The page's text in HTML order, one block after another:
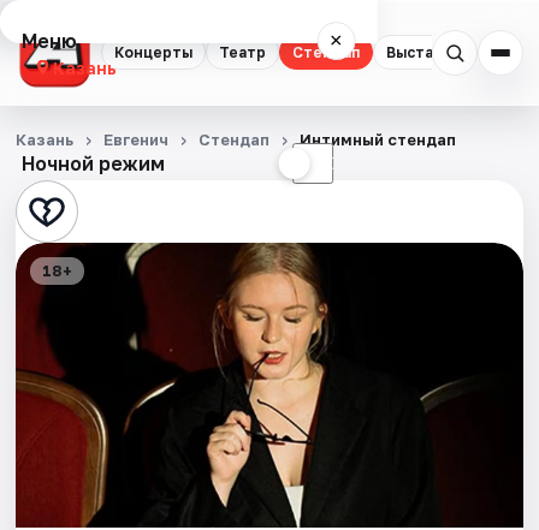
Концерты Театр Стендап Выставки
Меню ×
Казань
Концерты
Театр
Стендап
Выставки
Квесты
Экскурсии
События
Ночной режим ☾
Казань Евгенич Стендап Интимный стендап
18+